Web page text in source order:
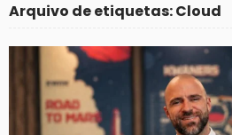
Arquivo de etiquetas: Cloud